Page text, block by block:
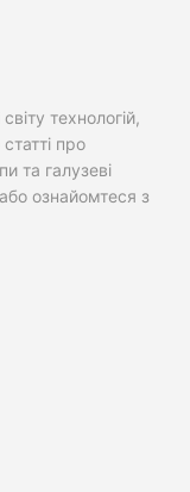
технологій,
про
та галузеві
або ознайомтеся з